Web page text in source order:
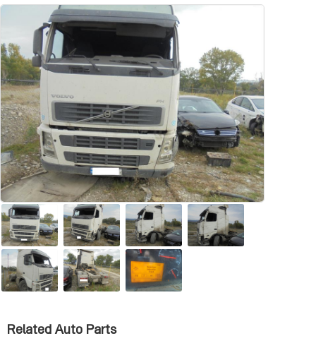
Related Auto Parts